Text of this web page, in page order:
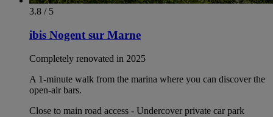
3.8 / 5
ibis Nogent sur Marne
Completely renovated in 2025
A 1-minute walk from the marina where you can discover the
open-air bars.
Close to main road access - Undercover private car park